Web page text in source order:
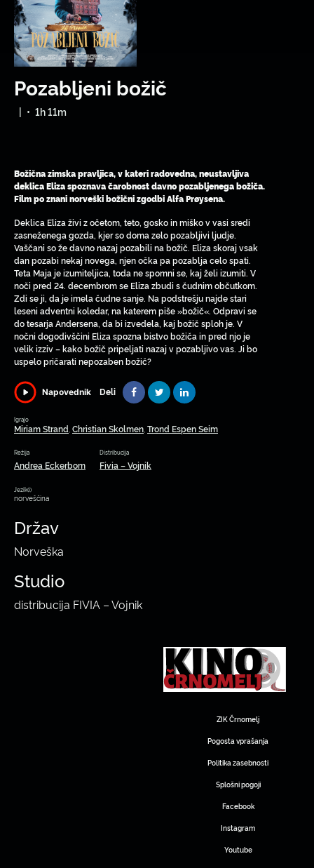
Pozabljeni božič
| • 1h 11m
Božična zimska pravljica, v kateri radovedna, neustavljiva
deklica Eliza spoznava čarobnost davno pozabljenega božiča.
Film po znani norveški božični zgodbi Alfa Prøysena.
Deklica Eliza živi z očetom, teto, gosko in miško v vasi sredi
zasneženega gozda, kjer so doma zelo pozabljivi ljudje.
Vaščani so že davno nazaj pozabili na božič. Eliza skoraj vsak
dan pozabi nekaj novega, njen očka pa pozablja celo spati.
Teta Maja je izumiteljica, toda ne spomni se, kaj želi izumiti. V
noči pred 24. decembrom se Eliza zbudi s čudnim občutkom.
Zdi se ji, da je imela čudne sanje. Na podstrešju najde stari
leseni adventni koledar, na katerem piše »božič«. Odpravi se
do tesarja Andersena, da bi izvedela, kaj božič sploh je. V
nočni dogodivščini Eliza spozna bistvo božiča in pred njo je
velik izziv – kako božič pripeljati nazaj v pozabljivo vas. Ji bo
uspelo pričarati nepozaben božič?
Napovednik Deli
Igrajo
Miriam Strand Christian Skolmen Trond Espen Seim
Režija
Andrea Eckerbom
Distribucija
Fivia – Vojnik
Jezik(i)
norveščina
Držav
Norveška
Studio
distribucija FIVIA – Vojnik
ZIK Črnomelj
Pogosta vprašanja
Politika zasebnosti
Splošni pogoji
Facebook
Instagram
Youtube